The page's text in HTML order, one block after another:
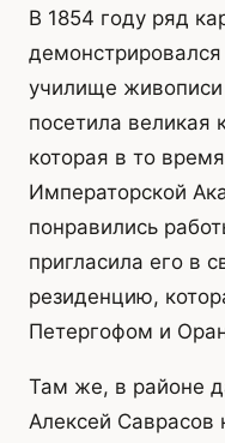
В 1854 году ряд
училище
посетила великая
которая в то
Императорской
понравились
пригласила его в
резиденцию,
Петергофом и
Там же, в районе
Алексей Саврасов